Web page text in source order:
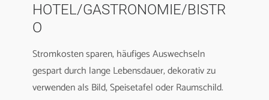
HOTEL/GASTRONOMIE/BISTR
O
Stromkosten sparen, häufiges Auswechseln
gespart durch lange Lebensdauer, dekorativ zu
verwenden als Bild, Speisetafel oder Raumschild.